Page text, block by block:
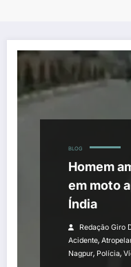
BLOG
Homem
em moto
Índia
Redação Giro
Acidente,
Nagpur, Polícia,